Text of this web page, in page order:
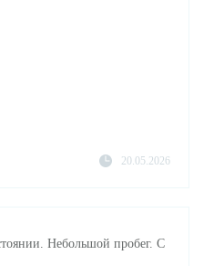
20.05.2026
Небольшой пробег. С